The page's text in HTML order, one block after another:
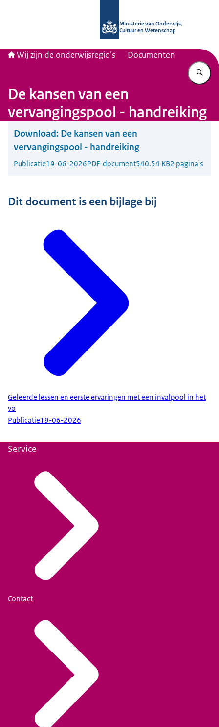
Ministerie van Onderwijs,
Cultuur en Wetenschap
Wij zijn de onderwijsregio’s Documenten
De kansen van een
vervangingspool - handreiking
Download: De kansen van een
vervangingspool - handreiking
Publicatie19-06-2026PDF-document540.54 KB2 pagina's
Dit document is een bijlage bij
Geleerde lessen en eerste ervaringen met een invalpool in het
vo
Publicatie19-06-2026
Service
Contact